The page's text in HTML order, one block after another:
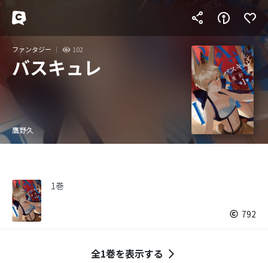
ファンタジー 102
バスキュレ
鷹野久
1巻
792
全1巻を表示する